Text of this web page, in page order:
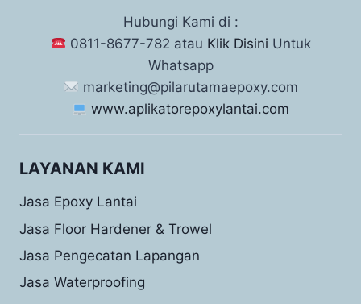
Hubungi Kami di :
0811-8677-782 atau Klik Disini Untuk
Whatsapp
marketing@pilarutamaepoxy.com
www.aplikatorepoxylantai.com
LAYANAN KAMI
Jasa Epoxy Lantai
Jasa Floor Hardener & Trowel
Jasa Pengecatan Lapangan
Jasa Waterproofing